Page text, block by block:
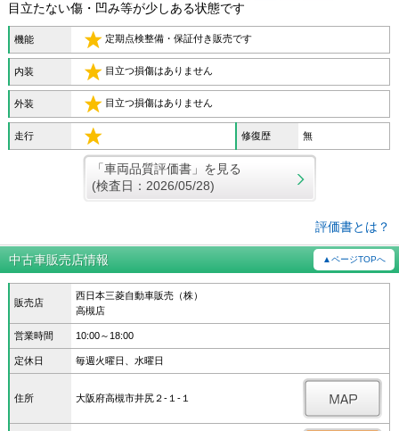
目立たない傷・凹み等が少しある状態です
機能 定期点検整備・保証付き販売です
内装 目立つ損傷はありません
外装 目立つ損傷はありません
走行 修復歴 無
「車両品質評価書」を見る
(検査日：2026/05/28)
評価書とは？
中古車販売店情報 ▲ページTOPへ
販売店
西日本三菱自動車販売（株）
高槻店
営業時間 10:00～18:00
定休日 毎週火曜日、水曜日
住所 大阪府高槻市井尻２‐１‐１